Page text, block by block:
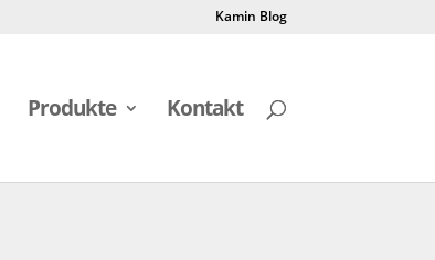
Kamin Blog
Produkte Kontakt